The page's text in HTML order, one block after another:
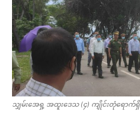
သျှမ်းအေရှ့ အထူးဒေသ (၄) ကျိုင်းတုံရောက်ရှိ